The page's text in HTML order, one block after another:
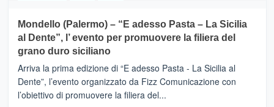
e
messaggi
di
CASTIGLIONE
DI
SICILIA
(Ct)
–
Il
Borgo
Mondello (Palermo) – “E adesso Pasta – La Sicilia
al Dente”, l’ evento per promuovere la filiera del
grano duro siciliano
Arriva la prima edizione di “E adesso Pasta - La Sicilia al
Dente”, l’evento organizzato da Fizz Comunicazione con
l’obiettivo di promuovere la filiera del...